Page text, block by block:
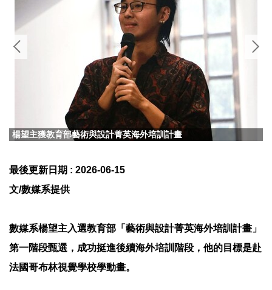
楊望主獲教育部藝術與設計菁英海外培訓計畫
最後更新日期 : 2026-06-15
文/數媒系提供
數媒系楊望主入選教育部「藝術與設計菁英海外培訓計畫」
第一階段甄選，成功挺進後續海外培訓階段，他的目標是赴
法國哥布林視覺學校學動畫。